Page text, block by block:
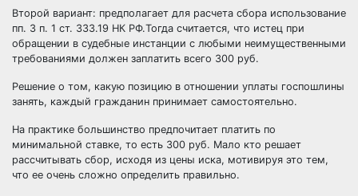
Второй вариант: предполагает для расчета сбора использование
пп. 3 п. 1 ст. 333.19 НК РФ.Тогда считается, что истец при
обращении в судебные инстанции с любыми неимущественными
требованиями должен заплатить всего 300 руб.
Решение о том, какую позицию в отношении уплаты госпошлины
занять, каждый гражданин принимает самостоятельно.
На практике большинство предпочитает платить по
минимальной ставке, то есть 300 руб. Мало кто решает
рассчитывать сбор, исходя из цены иска, мотивируя это тем,
что ее очень сложно определить правильно.